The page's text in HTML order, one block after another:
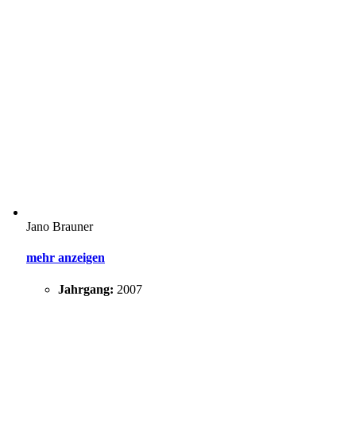
Jano Brauner
mehr anzeigen
Jahrgang: 2007